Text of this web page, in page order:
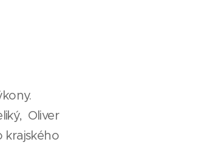
Oliver
krajského